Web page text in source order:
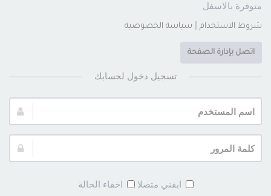
متوفرة بالاسفل
شروط الاستخدام | سياسة الخصوصية
اتصل بإدارة الصفحة
تسجيل دخول لحسابك
اسم
المستخدم:
كلمة
المرور:
ابقني متصلا اخفاء الحالة